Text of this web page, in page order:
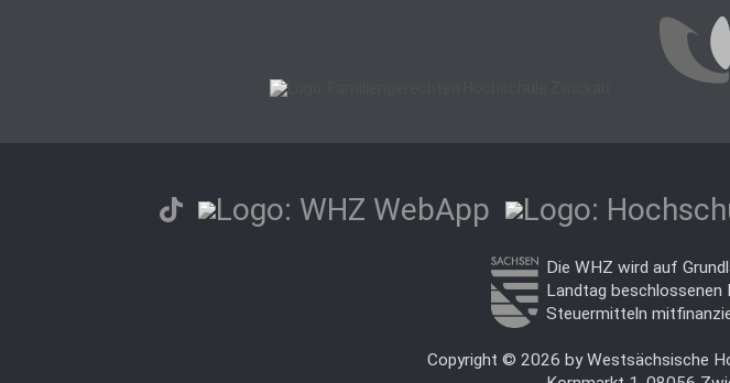
Die WHZ wird auf
Landtag beschlossenen
Steuermitteln
Copyright © 2026 by Westsächsische